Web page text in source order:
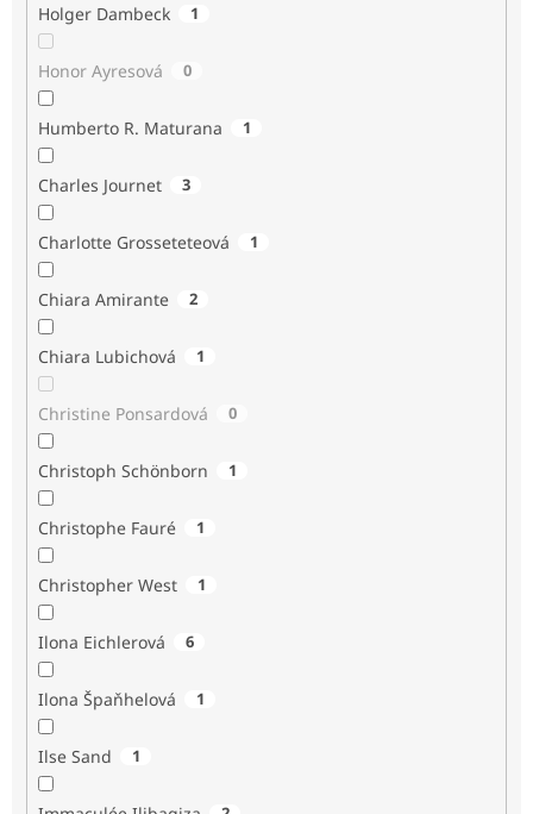
Holger Dambeck 1
Honor Ayresová 0
Humberto R. Maturana 1
Charles Journet 3
Charlotte Grosseteteová 1
Chiara Amirante 2
Chiara Lubichová 1
Christine Ponsardová 0
Christoph Schönborn 1
Christophe Fauré 1
Christopher West 1
Ilona Eichlerová 6
Ilona Špaňhelová 1
Ilse Sand 1